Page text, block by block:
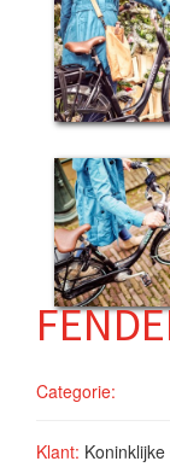
Categorie:
Klant: